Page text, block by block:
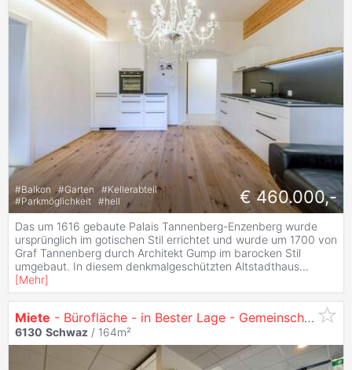
#Balkon #Garten #Kellerabteil
#Parkmöglichkeit #hell € 460.000,-
Das um 1616 gebaute Palais Tannenberg-Enzenberg wurde
ursprünglich im gotischen Stil errichtet und wurde um 1700 von
Graf Tannenberg durch Architekt Gump im barocken Stil
umgebaut. In diesem denkmalgeschützten Altstadthaus...
[Mehr]
Miete - Bürofläche - in Bester Lage - Gemeinschaftsbüro/Praxis Geeignet -
6130 Schwaz / 164m²